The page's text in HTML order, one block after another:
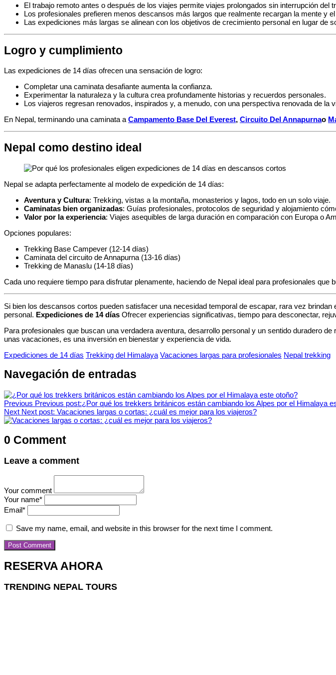
El trabajo remoto antes o después de los viajes permite viajes prolongados sin interrupción del
Los profesionales prefieren menos descansos más largos que realmente recargan la mente y
Las expediciones más largas se alinean con los objetivos de crecimiento personal en lugar de
Logro y cumplimiento
Las expediciones de 14 días ofrecen una sensación de logro:
Completar una caminata desafiante aumenta la confianza.
Experimentar la naturaleza y la cultura crea profundamente historias y recuerdos personales.
Los viajeros regresan renovados, inspirados y, a menudo, con una perspectiva renovada de la
En Nepal, terminando una caminata a Campamento Base Del Everest, Circuito Del Annapurnao
Nepal como destino ideal
Nepal se adapta perfectamente al modelo de expedición de 14 días:
Aventura y Cultura: Trekking, vistas a la montaña, monasterios y lagos, todo en un solo viaje.
Caminatas bien organizadas: Guías profesionales, protocolos de seguridad y alojamiento
Valor por la experiencia: Viajes asequibles de larga duración en comparación con Europa o
Opciones populares:
Trekking Base Campever (12-14 días)
Caminata del circuito de Annapurna (13-16 días)
Trekking de Manaslu (14-18 días)
Cada uno requiere tiempo para disfrutar plenamente, haciendo de Nepal ideal para profesionales que
Si bien los descansos cortos pueden satisfacer una necesidad temporal de escapar, rara vez
personal. Expediciones de 14 días Ofrecer experiencias significativas, tiempo para desconectar,
Para profesionales que buscan una verdadera aventura, desarrollo personal y un sentido duradero
unas vacaciones, es una inversión en bienestar y experiencia de vida.
Expediciones de 14 días Trekking del Himalaya Vacaciones largas para profesionales Nepal trekking
Navegación de entradas
Previous Previous post:¿Por qué los trekkers británicos están cambiando los Alpes por el Himalaya
Next Next post: Vacaciones largas o cortas: ¿cuál es mejor para los viajeros?
0 Comment
Leave a comment
Your comment
Your name*
Email*
Save my name, email, and website in this browser for the next time I comment.
RESERVA AHORA
TRENDING NEPAL TOURS